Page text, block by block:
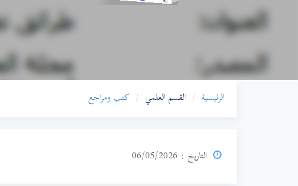
الرئيسية القسم العلمي كتب ومراجع
التاريخ : 06/05/2026